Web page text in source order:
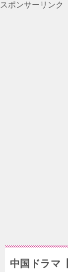
スポンサーリンク
中国ドラマ